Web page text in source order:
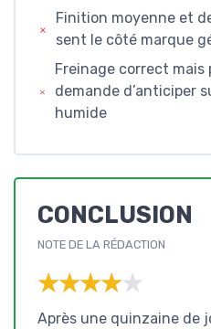
Finition moyenne et
sent le côté marque
Freinage correct mais
demande d’anticiper
humide
CONCLUSION
NOTE DE LA RÉDACTION
★★★★★
★★★★★
Après une quinzaine de